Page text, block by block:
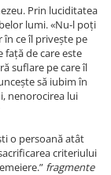
Prin luciditatea
lumi. «Nu-l poți
în ce îl privește pe
față de care este
suflare pe care îl
să iubim în
nenorocirea lui
o persoană atât
criteriului
fragmente